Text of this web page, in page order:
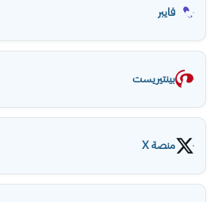
فايبر
بينتيريست
منصة X